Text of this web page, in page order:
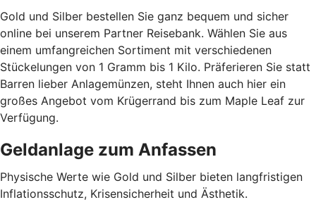
Gold und Silber bestellen Sie ganz bequem und sicher
online bei unserem Partner Reisebank. Wählen Sie aus
einem umfangreichen Sortiment mit verschiedenen
Stückelungen von 1 Gramm bis 1 Kilo. Präferieren Sie statt
Barren lieber Anlagemünzen, steht Ihnen auch hier ein
großes Angebot vom Krügerrand bis zum Maple Leaf zur
Verfügung.
Geldanlage zum Anfassen
Physische Werte wie Gold und Silber bieten langfristigen
Inflationsschutz, Krisensicherheit und Ästhetik.